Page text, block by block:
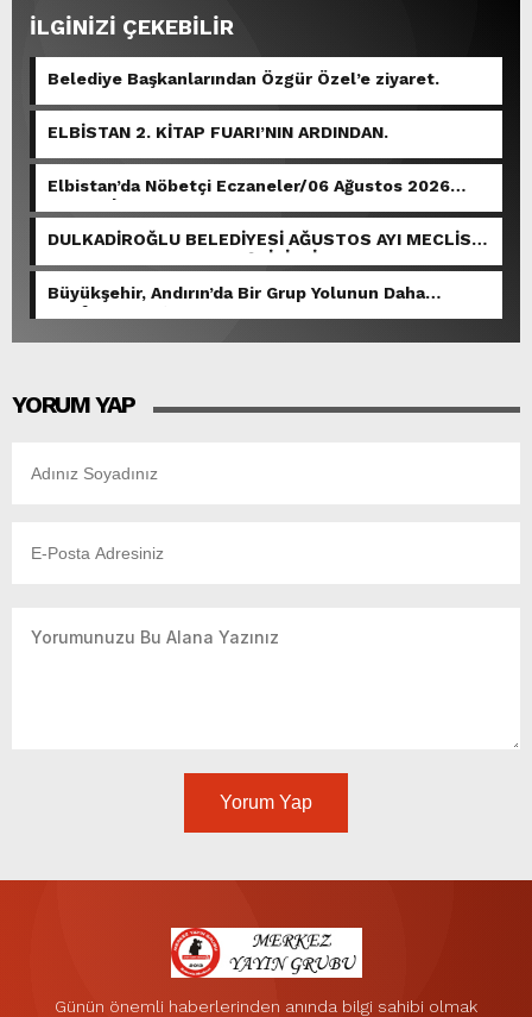
İLGİNİZİ ÇEKEBİLİR
Belediye Başkanlarından Özgür Özel’e ziyaret.
ELBİSTAN 2. KİTAP FUARI’NIN ARDINDAN.
Elbistan’da Nöbetçi Eczaneler/06 Ağustos 2026
Perşembe
DULKADİROĞLU BELEDİYESİ AĞUSTOS AYI MECLİS
TOPLANTISI GERÇEKLEŞTİRİLDİ.
Büyükşehir, Andırın’da Bir Grup Yolunun Daha
Konforunu Artırıyor.
YORUM YAP
Yorum Yap
Günün önemli haberlerinden anında bilgi sahibi olmak